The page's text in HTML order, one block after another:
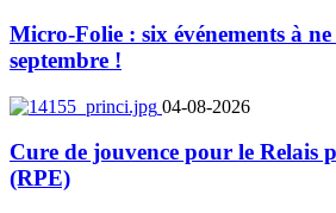
Micro-Folie : six événements à
septembre !
04-08-2026
Cure de jouvence pour le Relais
(RPE)